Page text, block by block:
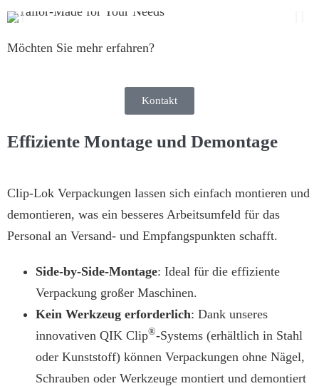
Möchten Sie mehr erfahren?
Kontakt
Effiziente Montage und Demontage
Clip-Lok Verpackungen lassen sich einfach montieren und
demontieren, was ein besseres Arbeitsumfeld für das
Personal an Versand- und Empfangspunkten schafft.
Side-by-Side-Montage: Ideal für die effiziente
Verpackung großer Maschinen.
Kein Werkzeug erforderlich: Dank unseres
innovativen QIK Clip®-Systems (erhältlich in Stahl
oder Kunststoff) können Verpackungen ohne Nägel,
Schrauben oder Werkzeuge montiert und demontiert